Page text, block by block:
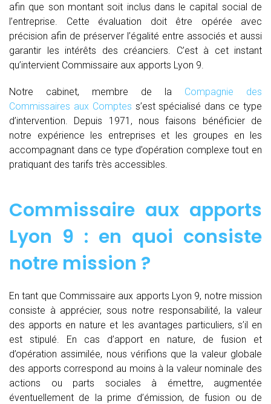
afin que son montant soit inclus dans le capital social de
l’entreprise. Cette évaluation doit être opérée avec
précision afin de préserver l’égalité entre associés et aussi
garantir les intérêts des créanciers. C’est à cet instant
qu’intervient Commissaire aux apports Lyon 9.
Notre cabinet, membre de la Compagnie des
Commissaires aux Comptes s’est spécialisé dans ce type
d’intervention. Depuis 1971, nous faisons bénéficier de
notre expérience les entreprises et les groupes en les
accompagnant dans ce type d’opération complexe tout en
pratiquant des tarifs très accessibles.
Commissaire aux apports
Lyon 9 : en quoi consiste
notre mission ?
En tant que Commissaire aux apports Lyon 9, notre mission
consiste à apprécier, sous notre responsabilité, la valeur
des apports en nature et les avantages particuliers, s’il en
est stipulé. En cas d’apport en nature, de fusion et
d’opération assimilée, nous vérifions que la valeur globale
des apports correspond au moins à la valeur nominale des
actions ou parts sociales à émettre, augmentée
éventuellement de la prime d’émission, de fusion ou de